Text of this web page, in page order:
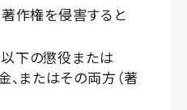
作権を侵害すると
下の懲役または
またはその両方（著